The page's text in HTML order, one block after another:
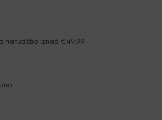
narudžbe iznad €49,99